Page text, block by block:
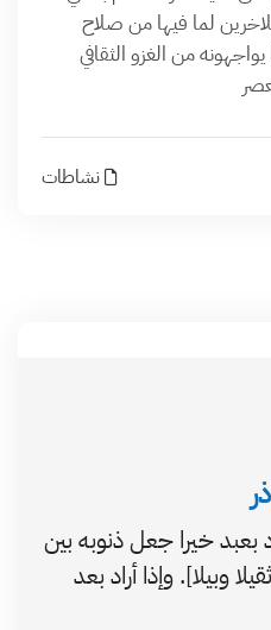
لما فيها من صلاح
من الغزو الثقافي
نشاطات
بعبد خيرا جعل ذنوبه بين
وبيلا]. وإذا أراد بعد